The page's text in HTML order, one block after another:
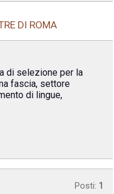
DI ROMA
di selezione per la
fascia, settore
di lingue,
Posti: 1